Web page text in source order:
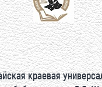
краевая